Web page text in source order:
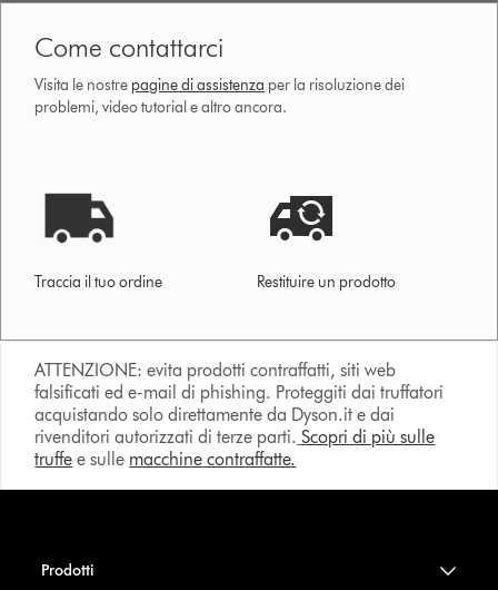
Come contattarci
Visita le nostre pagine di assistenza per la risoluzione dei
problemi, video tutorial e altro ancora.
Traccia il tuo ordine Restituire un prodotto
ATTENZIONE: evita prodotti contraffatti, siti web
falsificati ed e-mail di phishing. Proteggiti dai truffatori
acquistando solo direttamente da Dyson.it e dai
rivenditori autorizzati di terze parti. Scopri di più sulle
truffe e sulle macchine contraffatte.
Prodotti